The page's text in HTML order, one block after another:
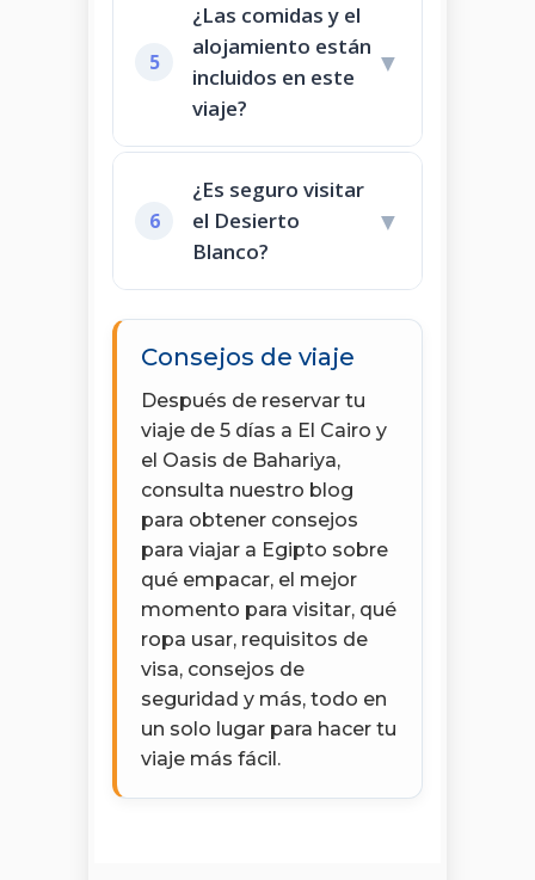
5
¿Las comidas y el
alojamiento están
incluidos en este
viaje?
▼
6
¿Es seguro visitar
el Desierto
Blanco?
▼
Consejos de viaje
Después de reservar tu
viaje de 5 días a El Cairo y
el Oasis de Bahariya,
consulta nuestro blog
para obtener consejos
para viajar a Egipto sobre
qué empacar, el mejor
momento para visitar, qué
ropa usar, requisitos de
visa, consejos de
seguridad y más, todo en
un solo lugar para hacer tu
viaje más fácil.